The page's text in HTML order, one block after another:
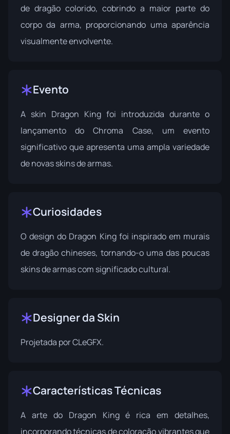
de dragão colorido, cobrindo a maior parte do
corpo da arma, proporcionando uma aparência
visualmente envolvente.
Evento
A skin Dragon King foi introduzida durante o
lançamento doChroma Case, um evento
significativo que apresenta uma ampla variedade
de novas skins de armas.
Curiosidades
O design do Dragon King foi inspirado em murais
de dragão chineses, tornando-o uma das poucas
skins de armas com significado cultural.
Designer da Skin
Projetada porCLeGFX.
Características Técnicas
A arte do Dragon King é rica em detalhes,
incorporando técnicas de coloração vibrantes que